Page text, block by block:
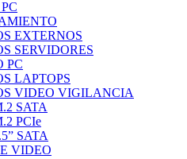
EXTERNOS
SERVIDORES
PC
LAPTOPS
VIDEO VIGILANCIA
SATA
PCIe
SATA
VIDEO